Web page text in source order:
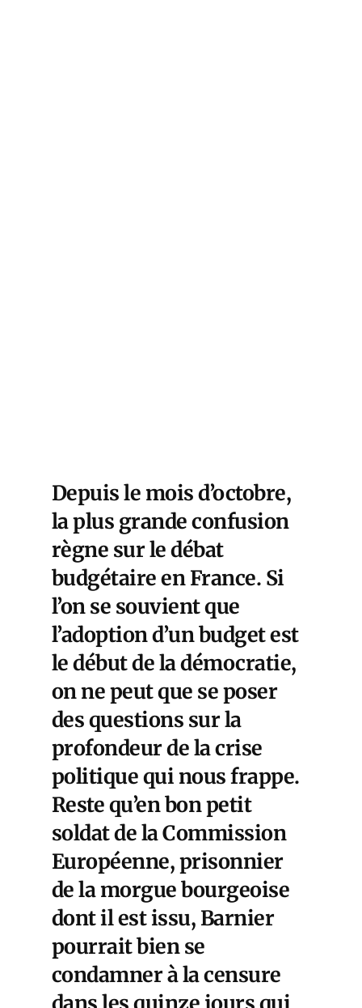
Depuis le mois d’octobre,
la plus grande confusion
règne sur le débat
budgétaire en France. Si
l’on se souvient que
l’adoption d’un budget est
le début de la démocratie,
on ne peut que se poser
des questions sur la
profondeur de la crise
politique qui nous frappe.
Reste qu’en bon petit
soldat de la Commission
Européenne, prisonnier
de la morgue bourgeoise
dont il est issu, Barnier
pourrait bien se
condamner à la censure